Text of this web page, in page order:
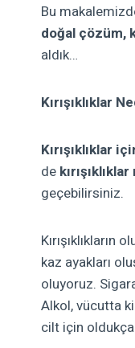
Bu
doğal çözüm,
aldık…
Kırışıklıklar
Kırışıklıklar
de
geçebilirsiniz.
kaz ayakları
oluyoruz.
Alkol, vücutta
cilt için oldukça